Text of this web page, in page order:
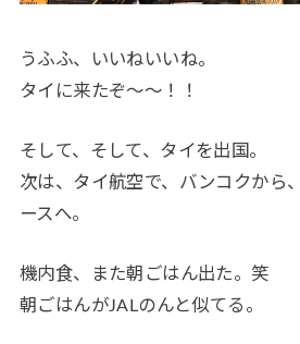
うふふ、いいねいいね。
タイに来たぞ〜〜！！
そして、そして、タイを出国。
次は、タイ航空で、バンコクから
ースへ。
機内食、また朝ごはん出た。笑
朝ごはんがJALのんと似てる。